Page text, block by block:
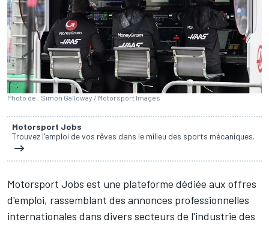
Photo de : Simon Galloway / Motorsport Images
Motorsport Jobs
Trouvez l'emploi de vos rêves dans le milieu des sports mécaniques.
Motorsport Jobs est une plateforme dédiée aux offres
d'emploi, rassemblant des annonces professionnelles
internationales dans divers secteurs de l'industrie des